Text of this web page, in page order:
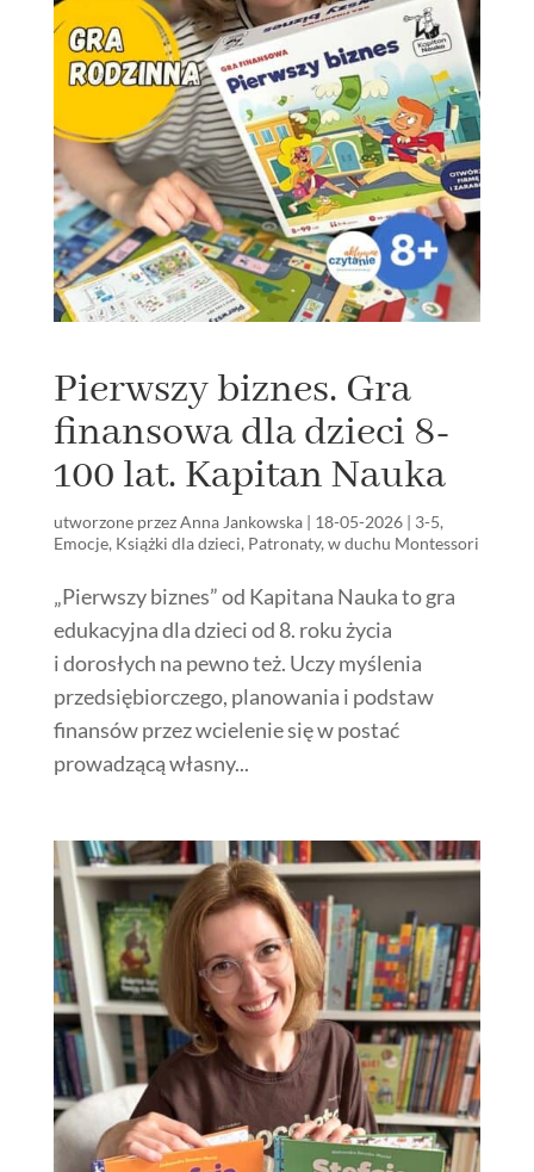
Pierwszy biznes. Gra
finansowa dla dzieci 8-
100 lat. Kapitan Nauka
utworzone przezAnna Jankowska| 18-05-2026| 3-5,
Emocje, Książki dla dzieci, Patronaty, w duchu Montessori
„Pierwszy biznes” od Kapitana Nauka to gra
edukacyjna dla dzieci od 8. roku życia
i dorosłych na pewno też. Uczy myślenia
przedsiębiorczego, planowania i podstaw
finansów przez wcielenie się w postać
prowadzącą własny...